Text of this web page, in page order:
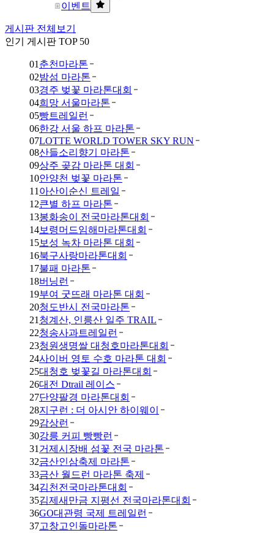
이벤트
게시판 전체보기
인기 게시판 TOP 50
01 춘천마라톤
02밤섬 마라톤
03경주 벚꽃 마라톤대회
04희망 서울마라톤
05빵트레일런
06한강 서울 하프 마라톤
07LOTTE WORLD TOWER SKY RUN
08산들소리향기 마라톤
09상주 곶감 마라톤 대회
10안양천 벚꽃 마라톤
11 아산이순신 트레일
12큰별 하프 마라톤
13봉화송이 전국마라톤대회
14보령머드임해마라톤대회
15보성 녹차 마라톤 대회
16북구사랑마라톤대회
17불패 마라톤
18버닝런
19부여 굿뜨래 마라톤 대회
20청도반시 전국마라톤
21 청계산, 인릉산 일주 TRAIL
22청송사과트레일런
23청원생명쌀 대청호마라톤대회
24사이버 영토 수호 마라톤 대회
25대청호 벚꽃길 마라톤대회
26대전 Dtrail 레이스
27단양팔경 마라톤대회
28지구런 : 더 아시안 하이웨이
29감상런
30강릉 커피 빵빵런
31 거제시장배 섬꽃 전국 마라톤
32금산인삼축제 마라톤
33금산 월드런 마라톤 축제
34김천전국마라톤대회
35김제새만금 지평선 전국마라톤대회
36GO대관령 국제 트레일런
37고창고인돌마라톤